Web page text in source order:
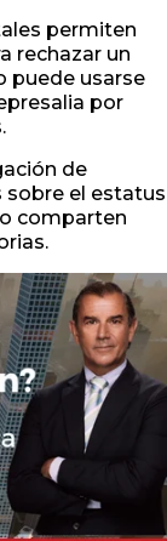
permiten
rechazar un
puede usarse
por
de
el estatus
comparten